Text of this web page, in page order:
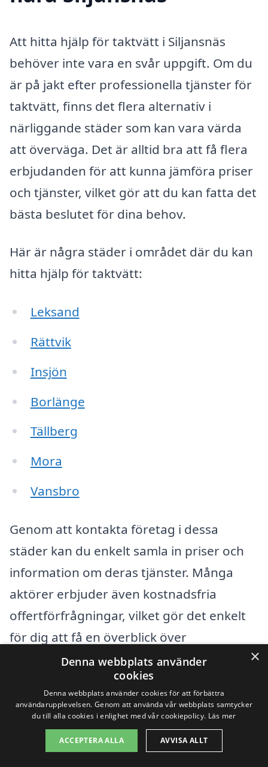
Att hitta hjälp för taktvätt i Siljansnäs
behöver inte vara en svår uppgift. Om du
är på jakt efter professionella tjänster för
taktvätt, finns det flera alternativ i
närliggande städer som kan vara värda
att överväga. Det är alltid bra att få flera
erbjudanden för att kunna jämföra priser
och tjänster, vilket gör att du kan fatta det
bästa beslutet för dina behov.
Här är några städer i området där du kan
hitta hjälp för taktvätt:
Leksand
Rättvik
Insjön
Borlänge
Tällberg
Mora
Vansbro
Genom att kontakta företag i dessa
städer kan du enkelt samla in priser och
information om deras tjänster. Många
aktörer erbjuder även kostnadsfria
offertförfrågningar, vilket gör det enkelt
för dig att få en överblick över
kostnaderna för taktvätt. Se till att ställa
frågor om deras erfarenhet, metoder och
eventuella garantier, så att du kan känna
dig säker på ditt val. Här är några tips på
vad du ska tänka på när du söker efter
×
Denna webbplats använder
cookies
Denna webbplats använder cookies för att förbättra
användarupplevelsen. Genom att använda vår webbplats samtycker
du till alla cookies i enlighet med vår cookiepolicy. Läs mer
ACCEPTERA ALLA AVVISA ALLT